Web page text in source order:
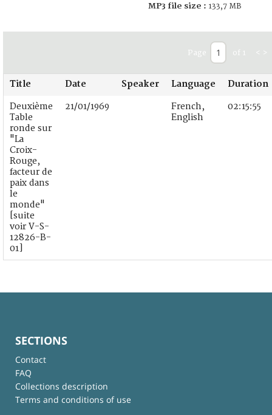
MP3 file size : 133,7 MB
Page of 1 < >
Title Date Speaker Language Duration
Deuxième
Table
ronde sur
"La
Croix-
Rouge,
facteur de
paix dans
le
monde"
[suite
voir V-S-
12826-B-
01]
21/01/1969
French,
English
02:15:55
SECTIONS
Contact
FAQ
Collections description
Terms and conditions of use